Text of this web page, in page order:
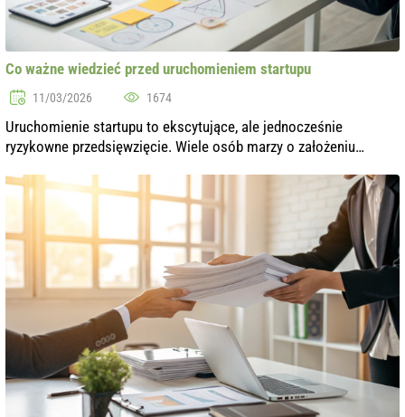
Co ważne wiedzieć przed uruchomieniem startupu
11/03/2026 1674
Uruchomienie startupu to ekscytujące, ale jednocześnie
ryzykowne przedsięwzięcie. Wiele osób marzy o założeniu
osiągnąć sukces, należy wzią...